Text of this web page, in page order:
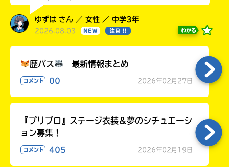
ゆずは さん ／ 女性 ／ 中学3年
2026.08.03 NEW 注目 !! わかる
歴バス 最新情報まとめ
コメント 00 2026年02月27日
『プリプロ』ステージ衣装＆夢のシチュエーシ
ョン募集！
コメント 405 2026年02月19日